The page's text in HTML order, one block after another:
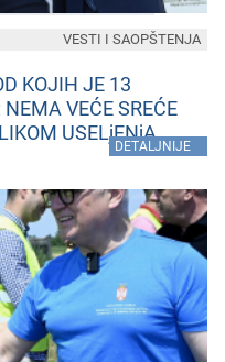
KOJIH JE 13
VEĆE SREĆE
USELjENjA
DETALJNIJE
VESTI I SAOPŠTENJA